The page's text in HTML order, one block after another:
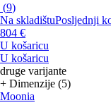
(9)
Na skladištuPosljednji
804 €
U košaricu
U košaricu
druge varijante
+ Dimenzije (5)
Moonia